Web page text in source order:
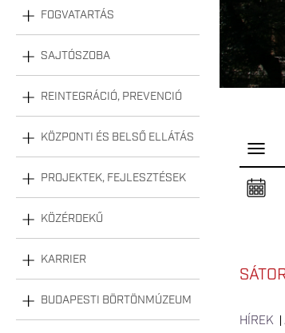
FOGVATARTÁS
SAJTÓSZOBA
REINTEGRÁCIÓ, PREVENCIÓ
KÖZPONTI ÉS BELSŐ ELLÁTÁS
PROJEKTEK, FEJLESZTÉSEK
KÖZÉRDEKŰ
KARRIER
BUDAPESTI BÖRTÖNMÚZEUM
P
e
l
s
a
HÍREK